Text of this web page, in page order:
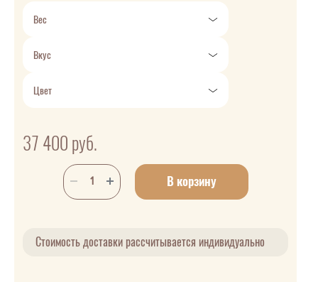
Вес
Вкус
Цвет
37 400 руб.
В корзину
Стоимость доставки рассчитывается индивидуально